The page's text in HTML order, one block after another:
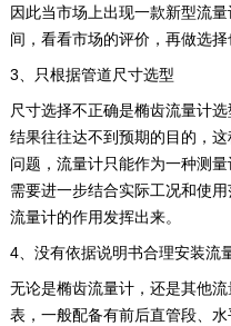
因此当市场上出现一款新型流
间，看看市场的评价，再做选择
3、只根据管道尺寸选型
尺寸选择不正确是椭齿流量计
结果往往达不到预期的目的，
问题，流量计只能作为一种测
需要进一步结合实际工况和使
流量计的作用发挥出来。
4、没有依据说明书合理安装流
无论是椭齿流量计，还是其他
表，一般配备有前后直管段、